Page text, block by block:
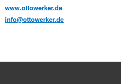
www.ottowerker.de
info@ottowerker.de